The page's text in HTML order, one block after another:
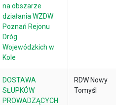
na obszarze
działania WZDW
Poznań Rejonu
Dróg
Wojewódzkich w
Kole
DOSTAWA
SŁUPKÓW
PROWADZĄCYCH
RDW Nowy
Tomyśl